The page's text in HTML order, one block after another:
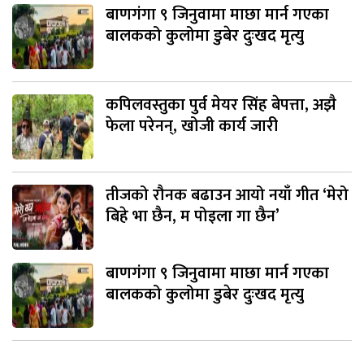
बाणगंगा ९ जिनुवामा माछा मार्न गएका
बालकको कुलोमा डुबेर दुःखद मृत्यु
कपिलवस्तुका पुर्व मेयर सिंह बेपत्ता, अझै
फेला परेनन्, खोजी कार्य जारी
तीजको रौनक बढाउन आयो नयाँ गीत ‘मेरो
बिहे भा छैन, म पोइला गा छैन’
बाणगंगा ९ जिनुवामा माछा मार्न गएका
बालकको कुलोमा डुबेर दुःखद मृत्यु